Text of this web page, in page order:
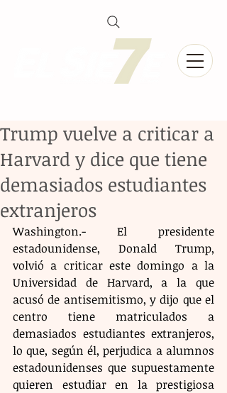
Trump vuelve a criticar a
Harvard y dice que tiene
demasiados estudiantes
extranjeros
Washington.- El presidente
estadounidense, Donald Trump,
volvió a criticar este domingo a la
Universidad de Harvard, a la que
acusó de antisemitismo, y dijo que el
centro tiene matriculados a
demasiados estudiantes extranjeros,
lo que, según él, perjudica a alumnos
estadounidenses que supuestamente
quieren estudiar en la prestigiosa